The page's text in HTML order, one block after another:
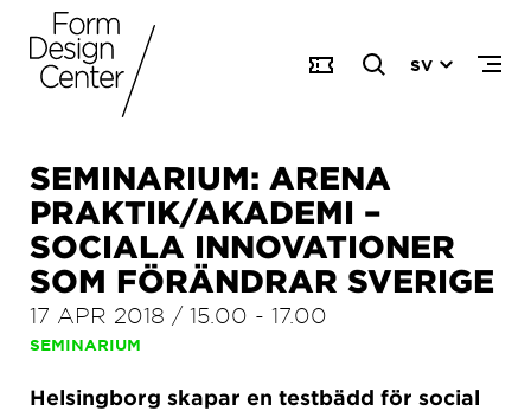
SV
SEMINARIUM: ARENA
PRAKTIK/AKADEMI –
SOCIALA INNOVATIONER
SOM FÖRÄNDRAR SVERIGE
17 APR 2018 / 15.00 - 17.00
SEMINARIUM
Helsingborg skapar en testbädd för social